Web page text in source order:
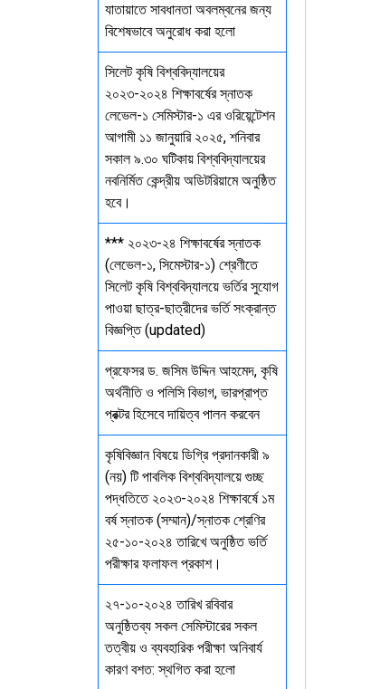
যাতায়াতে সাবধানতা অবলম্বনের জন্য
বিশেষভাবে অনুরোধ করা হলো
সিলেট কৃষি বিশ্ববিদ্যালয়ের
২০২৩-২০২৪ শিক্ষাবর্ষের স্নাতক
লেভেল-১ সেমিস্টার-১ এর ওরিয়েন্টেশন
আগামী ১১ জানুয়ারি ২০২৫, শনিবার
সকাল ৯.৩০ ঘটিকায় বিশ্ববিদ্যালয়ের
নবনির্মিত কেন্দ্রীয় অডিটরিয়ামে অনুষ্ঠিত
হবে।
*** ২০২৩-২৪ শিক্ষাবর্ষের স্নাতক
(লেভেল-১, সিমেস্টার-১) শ্রেণীতে
সিলেট কৃষি বিশ্ববিদ্যালয়ে ভর্তির সুযোগ
পাওয়া ছাত্র-ছাত্রীদের ভর্তি সংক্রান্ত
বিজ্ঞপ্তি (updated)
প্রফেসর ড. জসিম উদ্দিন আহমেদ, কৃষি
অর্থনীতি ও পলিসি বিভাগ, ভারপ্রাপ্ত
প্রক্টর হিসেবে দায়িত্ব পালন করবেন
কৃষিবিজ্ঞান বিষয়ে ডিগ্রি প্রদানকারী ৯
(নয়) টি পাবলিক বিশ্ববিদ্যালয়ে গুচ্ছ
পদ্ধতিতে ২০২৩-২০২৪ শিক্ষাবর্ষে ১ম
বর্ষ স্নাতক (সম্মান)/স্নাতক শ্রেণির
২৫-১০-২০২৪ তারিখে অনুষ্ঠিত ভর্তি
পরীক্ষার ফলাফল প্রকাশ।
২৭-১০-২০২৪ তারিখ রবিবার
অনুষ্ঠিতব্য সকল সেমিস্টারের সকল
তত্বীয় ও ব্যবহারিক পরীক্ষা অনিবার্য
কারণ বশত: স্থগিত করা হলো